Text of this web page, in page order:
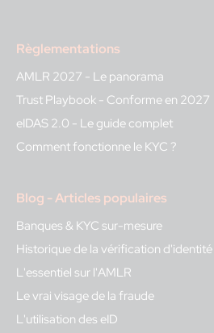
Règlementations
AMLR 2027 - Le panorama
Trust Playbook - Conforme en 2027
eIDAS 2.0 - Le guide complet
Comment fonctionne le KYC ?
Blog - Articles populaires
Banques & KYC sur-mesure
Historique de la vérification d'identité
L'essentiel sur l'AMLR
Le vrai visage de la fraude
L'utilisation des eID